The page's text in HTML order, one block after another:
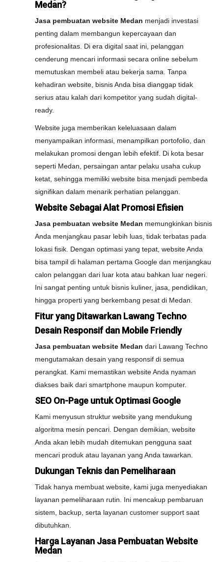
Medan?
Jasa pembuatan website Medan menjadi investasi
penting dalam membangun kepercayaan dan
profesionalitas. Di era digital saat ini, pelanggan
cenderung mencari informasi secara online sebelum
memutuskan membeli atau bekerja sama. Tanpa
kehadiran website, bisnis Anda bisa dianggap tidak
serius atau kalah dari kompetitor yang sudah digital-
ready.
Website juga memberikan keleluasaan dalam
menyampaikan informasi, menampilkan portofolio, dan
melakukan promosi dengan lebih efektif. Di kota besar
seperti Medan, persaingan antar pelaku usaha cukup
ketat, sehingga memiliki website bisa menjadi pembeda
signifikan dalam menarik perhatian pelanggan.
Website Sebagai Alat Promosi Efisien
Jasa pembuatan website Medan memungkinkan bisnis
Anda menjangkau pasar lebih luas, tidak terbatas pada
lokasi fisik. Dengan optimasi yang tepat, website Anda
bisa tampil di halaman pertama Google dan menjangkau
calon pelanggan dari luar kota atau bahkan luar negeri.
Ini sangat penting untuk bisnis kuliner, jasa, pendidikan,
hingga properti yang berkembang pesat di Medan.
Fitur yang Ditawarkan Lawang Techno
Desain Responsif dan Mobile Friendly
Jasa pembuatan website Medan dari Lawang Techno
mengutamakan desain yang responsif di semua
perangkat. Kami memastikan website Anda nyaman
diakses baik dari smartphone maupun komputer.
SEO On-Page untuk Optimasi Google
Kami menyusun struktur website yang mendukung
algoritma mesin pencari. Dengan demikian, website
Anda akan lebih mudah ditemukan pengguna saat
mencari produk atau layanan yang Anda tawarkan.
Dukungan Teknis dan Pemeliharaan
Tidak hanya membuat website, kami juga menyediakan
layanan pemeliharaan rutin. Ini mencakup pembaruan
sistem, backup, serta layanan customer support saat
dibutuhkan.
Harga Layanan Jasa Pembuatan Website
Medan